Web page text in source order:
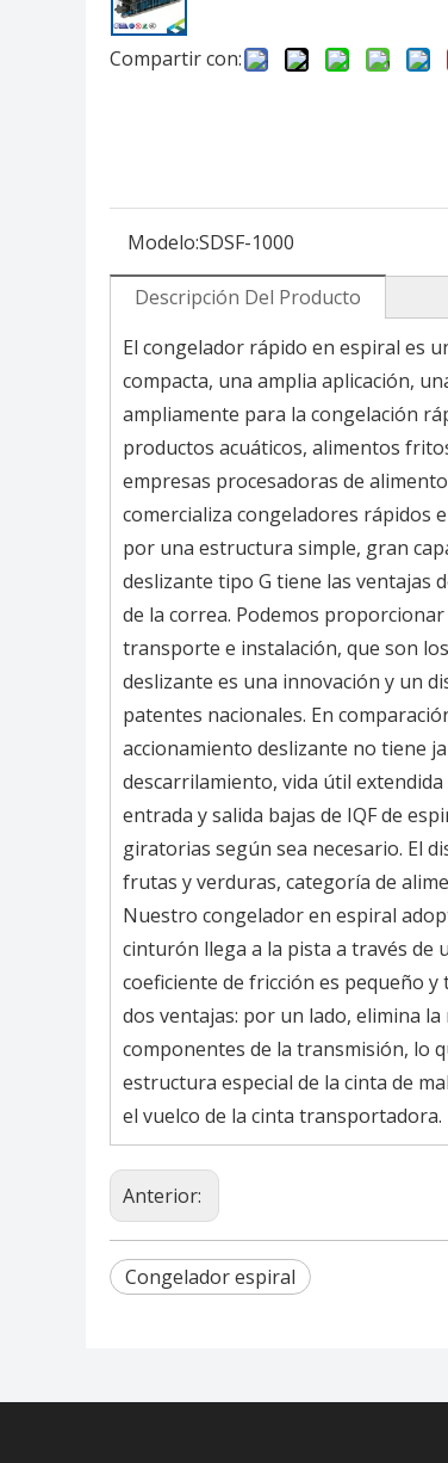
Compartir con:
Modelo:SDSF-1000
Descripción Del Producto
El congelador rápido en espiral es
compacta, una amplia aplicación,
ampliamente para la congelación
productos acuáticos, alimentos
empresas procesadoras de
comercializa congeladores rápidos
por una estructura simple, gran
deslizante tipo G tiene las ventajas
de la correa. Podemos
transporte e instalación, que son
deslizante es una innovación y un
patentes nacionales. En
accionamiento deslizante no tiene
descarrilamiento, vida útil
entrada y salida bajas de IQF de
giratorias según sea necesario. El
frutas y verduras, categoría de
Nuestro congelador en espiral
cinturón llega a la pista a través de
coeficiente de fricción es pequeño
dos ventajas: por un lado, elimina
componentes de la transmisión, lo
estructura especial de la cinta de
el vuelco de la cinta transportadora.
Anterior:
Congelador espiral